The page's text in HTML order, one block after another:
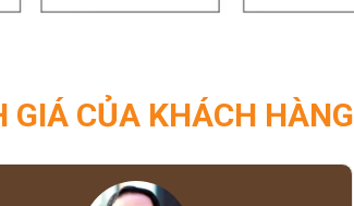
GIÁ CỦA KHÁCH HÀNG